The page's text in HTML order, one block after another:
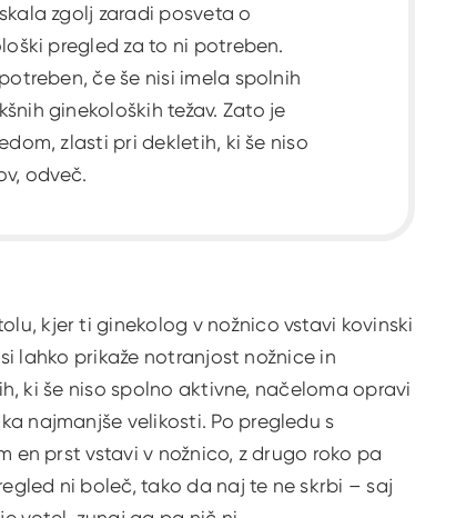
zgolj zaradi posveta o
pregled za to ni potreben.
če še nisi imela spolnih
ginekoloških težav. Zato je
zlasti pri dekletih, ki še niso
odveč.
kjer ti ginekolog v nožnico vstavi kovinski
lahko prikaže notranjost nožnice in
ki še niso spolno aktivne, načeloma opravi
najmanjše velikosti. Po pregledu s
prst vstavi v nožnico, z drugo roko pa
ni boleč, tako da naj te ne skrbi – saj